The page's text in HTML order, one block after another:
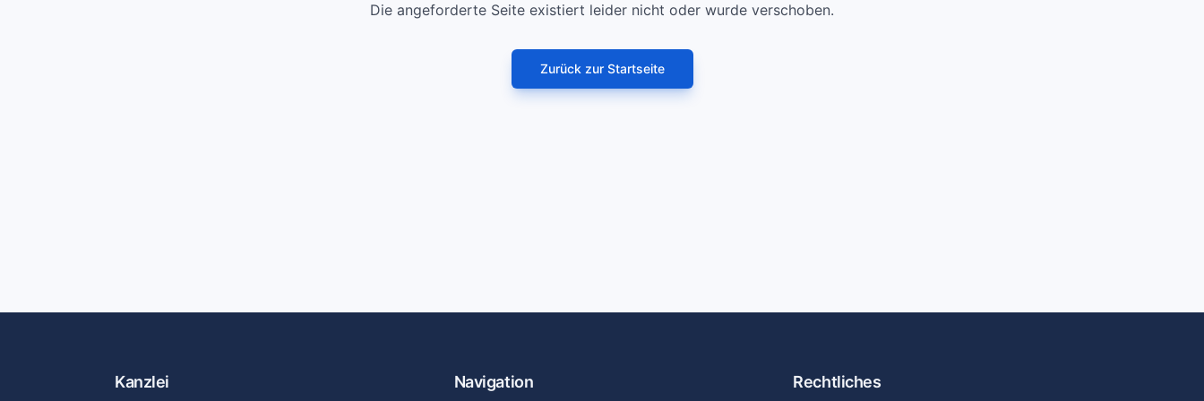
Die angeforderte Seite existiert leider nicht oder wurde verschoben.
Zurück zur Startseite
Kanzlei Navigation Rechtliches